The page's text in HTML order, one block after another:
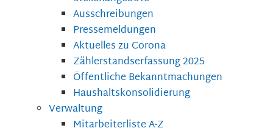
Ausschreibungen
Pressemeldungen
Aktuelles zu Corona
Zählerstandserfassung 2025
Öffentliche Bekanntmachungen
Haushaltskonsolidierung
Verwaltung